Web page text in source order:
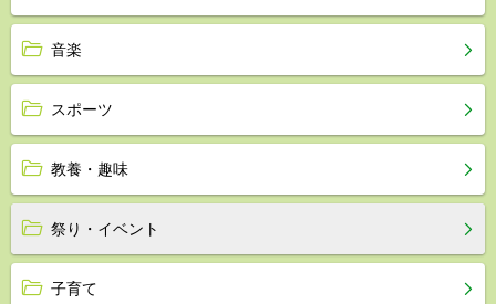
音楽
スポーツ
教養・趣味
祭り・イベント
子育て